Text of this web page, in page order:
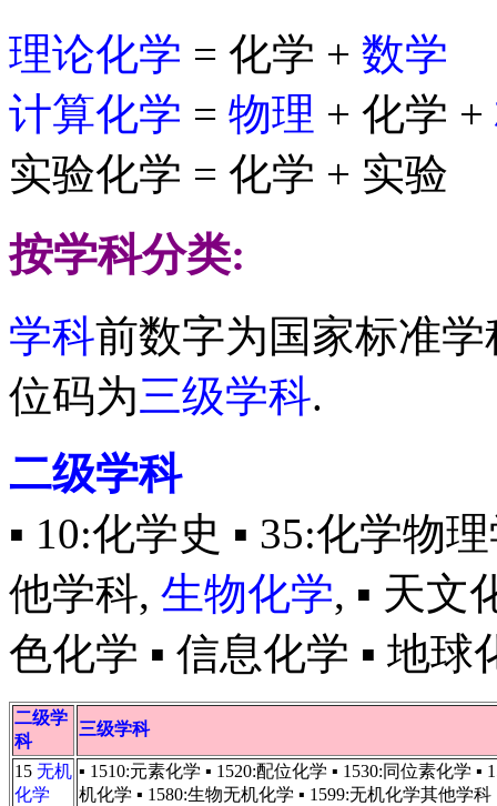
理论化学 = 化学 + 数学
计算化学 = 物理 + 化学 +
实验化学 = 化学 + 实验
按学科分类:
学科前数字为国家标准
位码为三级学科.
二级学科
▪ 10:化学史 ▪ 35:化学物
他学科, 生物化学, ▪ 天文
色化学 ▪ 信息化学 ▪ 地
二级学
科
三级学科
15 无机
化学
▪ 1510:元素化学 ▪ 1520:配位化学 ▪ 1530:同位素化学
机化学 ▪ 1580:生物无机化学 ▪ 1599:无机化学其他学科